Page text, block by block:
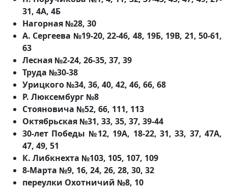
31, 4А, 4Б
Нагорная №28, 30
А. Сергеева №19-20, 22-46, 48, 19Б, 19В, 21, 50-61,
63
Лесная №2-24, 26-35, 37, 39
Труда №30-38
Урицкого №34, 36, 40, 42, 46, 66, 68
Р. Люксембург №8
Стояновича №52, 66, 111, 113
Октябрьская №31, 33, 35, 37, 39-44
30-лет Победы №12, 19А, 18-22, 31, 33, 37, 47А,
47, 49, 51
К. Либкнехта №103, 105, 107, 109
8-Марта №9, 16, 24, 26, 28, 30, 32
переулки Охотничий №8, 10